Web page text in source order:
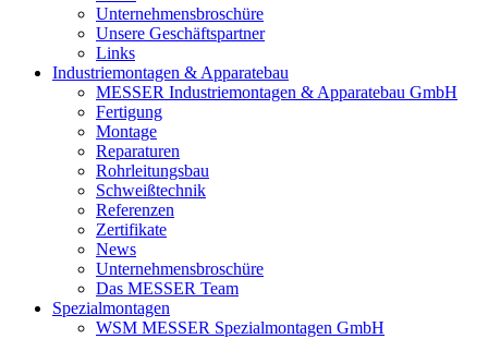
Unternehmensbroschüre
Unsere Geschäftspartner
Links
Industriemontagen & Apparatebau
MESSER Industriemontagen & Apparatebau GmbH
Fertigung
Montage
Reparaturen
Rohrleitungsbau
Schweißtechnik
Referenzen
Zertifikate
News
Unternehmensbroschüre
Das MESSER Team
Spezialmontagen
WSM MESSER Spezialmontagen GmbH